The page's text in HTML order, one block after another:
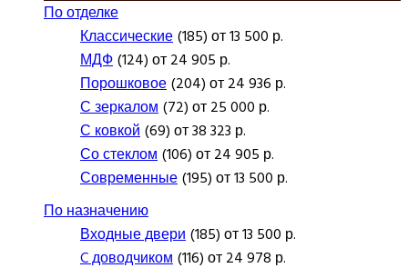
По отделке
Классические(185) от 13 500 р.
МДФ(124) от 24 905 р.
Порошковое(204) от 24 936 р.
С зеркалом(72) от 25 000 р.
С ковкой(69) от 38 323 р.
Со стеклом(106) от 24 905 р.
Современные(195) от 13 500 р.
По назначению
Входные двери(185) от 13 500 р.
C доводчиком(116) от 24 978 р.